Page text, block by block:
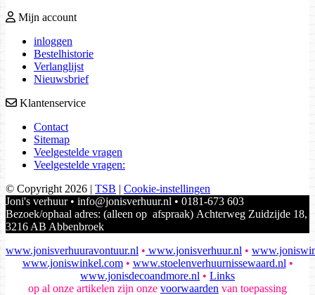
Mijn account
inloggen
Bestelhistorie
Verlanglijst
Nieuwsbrief
Klantenservice
Contact
Sitemap
Veelgestelde vragen
Veelgestelde vragen:
© Copyright 2026 | TSB | Cookie-instellingen
Joni's verhuur • info@jonisverhuur.nl • 0181-673 603
Bezoek/ophaal adres: (alleen op afspraak) Achterweg Zuidzijde 18,
3216 AB Abbenbroek
www.jonisverhuuravontuur.nl • www.jonisverhuur.nl •
www.joniswinkel.com• www.stoelenverhuurnissewaard.nl •
www.jonisdecoandmore.nl • Links
op al onze artikelen zijn onze voorwaarden van toepassing